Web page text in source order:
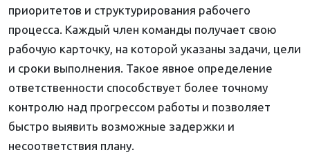
приоритетов и структурирования рабочего
процесса. Каждый член команды получает свою
рабочую карточку, на которой указаны задачи, цели
и сроки выполнения. Такое явное определение
ответственности способствует более точному
контролю над прогрессом работы и позволяет
быстро выявить возможные задержки и
несоответствия плану.